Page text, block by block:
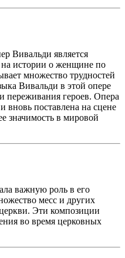
Вивальди является
на истории о женщине по
множество трудностей
Вивальди в этой опере
переживания героев. Опера
вновь поставлена на сцене
значимость в мировой
важную роль в его
месс и других
Эти композиции
во время церковных